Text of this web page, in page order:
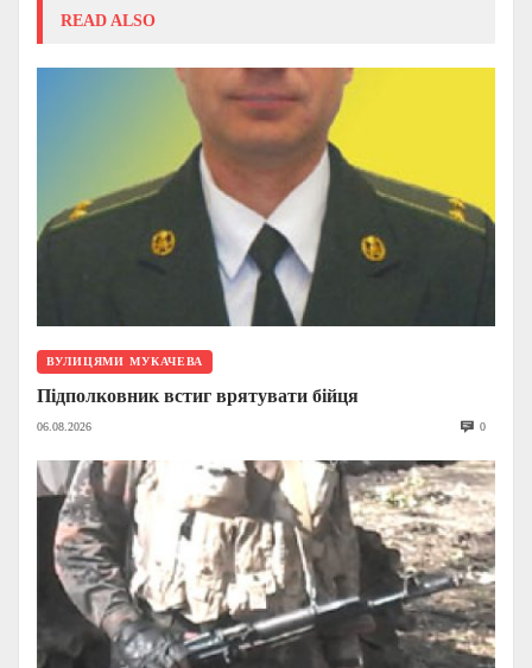
READ ALSO
ВУЛИЦЯМИ МУКАЧЕВА
Підполковник встиг врятувати бійця
06.08.2026 0